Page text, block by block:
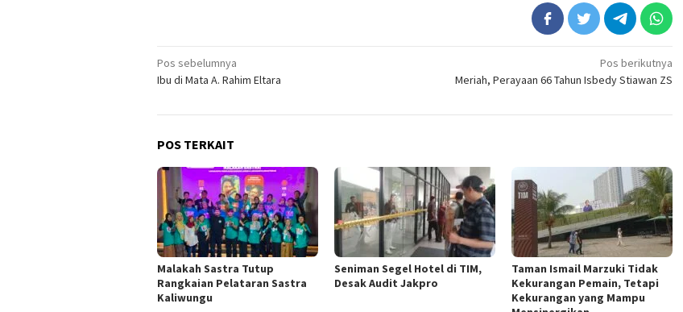
Navigasi
pos
Pos sebelumnya
Ibu di Mata A. Rahim Eltara
Pos berikutnya
Meriah, Perayaan 66 Tahun Isbedy Stiawan ZS
POS TERKAIT
Malakah Sastra Tutup
Rangkaian Pelataran Sastra
Kaliwungu
Seniman Segel Hotel di TIM,
Desak Audit Jakpro
Taman Ismail Marzuki Tidak
Kekurangan Pemain, Tetapi
Kekurangan yang Mampu